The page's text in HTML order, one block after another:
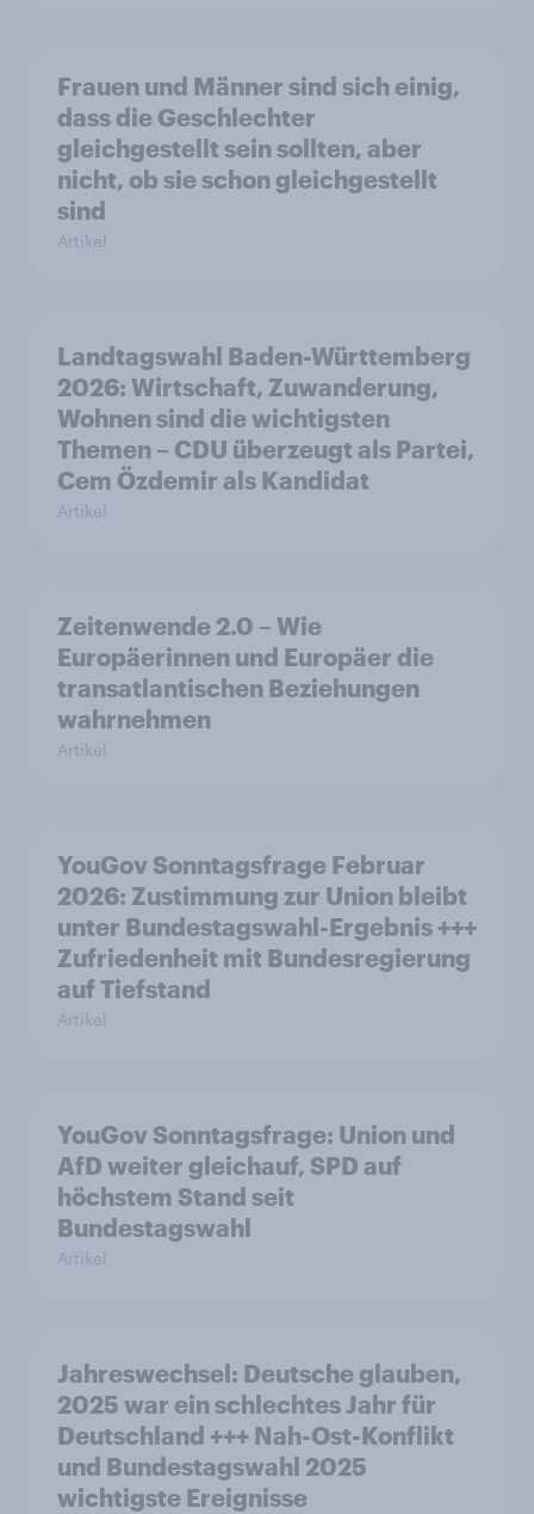
Frauen und Männer sind sich einig,
dass die Geschlechter
gleichgestellt sein sollten, aber
nicht, ob sie schon gleichgestellt
sind
Artikel
Landtagswahl Baden-Württemberg
2026: Wirtschaft, Zuwanderung,
Wohnen sind die wichtigsten
Themen – CDU überzeugt als Partei,
Cem Özdemir als Kandidat
Artikel
Zeitenwende 2.0 – Wie
Europäerinnen und Europäer die
transatlantischen Beziehungen
wahrnehmen
Artikel
YouGov Sonntagsfrage Februar
2026: Zustimmung zur Union bleibt
unter Bundestagswahl-Ergebnis +++
Zufriedenheit mit Bundesregierung
auf Tiefstand
Artikel
YouGov Sonntagsfrage: Union und
AfD weiter gleichauf, SPD auf
höchstem Stand seit
Bundestagswahl
Artikel
Jahreswechsel: Deutsche glauben,
2025 war ein schlechtes Jahr für
Deutschland +++ Nah-Ost-Konflikt
und Bundestagswahl 2025
wichtigste Ereignisse